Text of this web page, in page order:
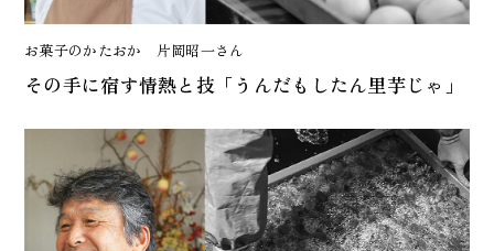
お菓子のかたおか 片岡昭一さん
その手に宿す情熱と技「うんだもしたん里芋じゃ」